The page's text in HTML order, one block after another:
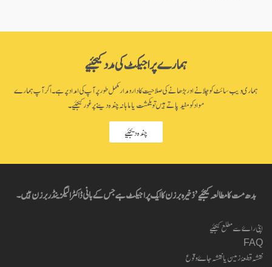
ہمارے پراجیکٹ کی مدد کیجئیے
ہماری ویب سائٹ کو چلانے اور بڑھانے کی صلاحیت کا دارومدار مکمل طور پر آپ کی امداد پر ہے۔ اگر آپ ہمارے
مواد کو مفید پاتے ہیں تو یکمشت یا ماہانہ چندہ دینے پر غور کیجئیے۔
چندہ دیجئیے
بدھ مت کا مطالعہ کیجئیے’ ذخیرہ برزن کا ایک پراجیکٹ ہے جس کے بانی ڈاکٹر الیگزینڈر برزن ہیں۔
اپنی راۓ سے مطلع کیجئیے
FAQ
نقشہ قطعۂ زمین یا نقشہ جاۓ وقوع